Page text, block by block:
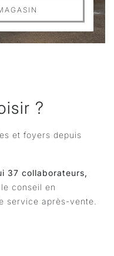
?
et foyers depuis
37 collaborateurs,
le conseil en
service après-vente.